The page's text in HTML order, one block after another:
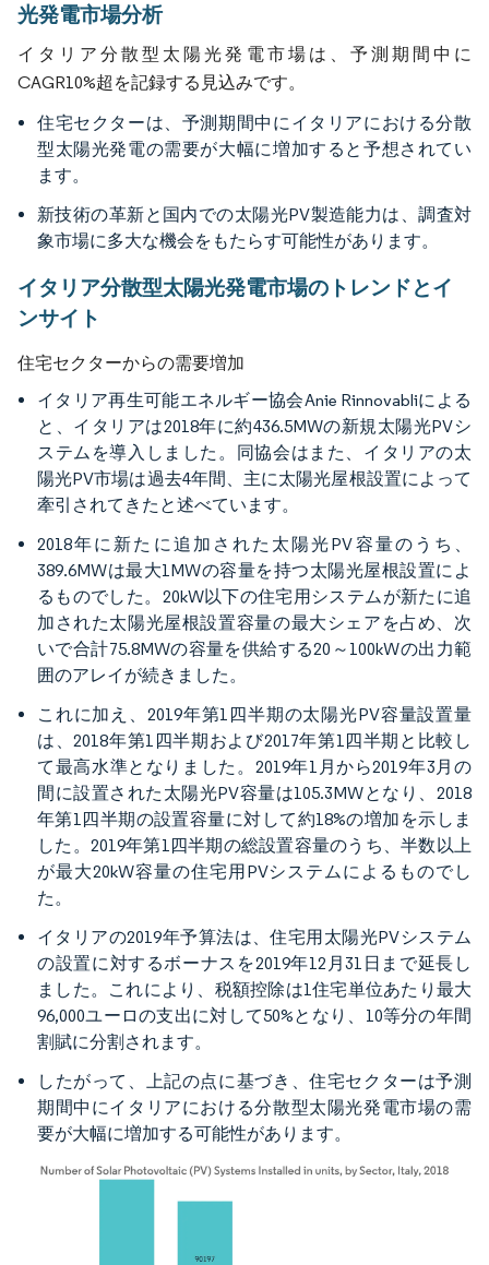
光発電市場分析
イタリア分散型太陽光発電市場は、予測期間中に
CAGR10%超を記録する見込みです。
住宅セクターは、予測期間中にイタリアにおける分散
型太陽光発電の需要が大幅に増加すると予想されてい
ます。
新技術の革新と国内での太陽光PV製造能力は、調査対
象市場に多大な機会をもたらす可能性があります。
イタリア分散型太陽光発電市場のトレンドとイ
ンサイト
住宅セクターからの需要増加
イタリア再生可能エネルギー協会Anie Rinnovabliによる
と、イタリアは2018年に約436.5MWの新規太陽光PVシ
ステムを導入しました。同協会はまた、イタリアの太
陽光PV市場は過去4年間、主に太陽光屋根設置によって
牽引されてきたと述べています。
2018年に新たに追加された太陽光PV容量のうち、
389.6MWは最大1MWの容量を持つ太陽光屋根設置によ
るものでした。20kW以下の住宅用システムが新たに追
加された太陽光屋根設置容量の最大シェアを占め、次
いで合計75.8MWの容量を供給する20～100kWの出力範
囲のアレイが続きました。
これに加え、2019年第1四半期の太陽光PV容量設置量
は、2018年第1四半期および2017年第1四半期と比較し
て最高水準となりました。2019年1月から2019年3月の
間に設置された太陽光PV容量は105.3MWとなり、2018
年第1四半期の設置容量に対して約18%の増加を示しま
した。2019年第1四半期の総設置容量のうち、半数以上
が最大20kW容量の住宅用PVシステムによるものでし
た。
イタリアの2019年予算法は、住宅用太陽光PVシステム
の設置に対するボーナスを2019年12月31日まで延長し
ました。これにより、税額控除は1住宅単位あたり最大
96,000ユーロの支出に対して50%となり、10等分の年間
割賦に分割されます。
したがって、上記の点に基づき、住宅セクターは予測
期間中にイタリアにおける分散型太陽光発電市場の需
要が大幅に増加する可能性があります。